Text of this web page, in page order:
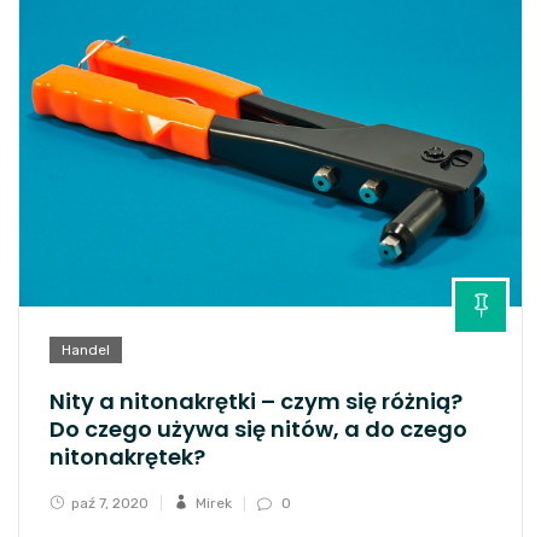
Handel
Nity a nitonakrętki – czym się różnią?
Do czego używa się nitów, a do czego
nitonakrętek?
paź 7, 2020 Mirek 0